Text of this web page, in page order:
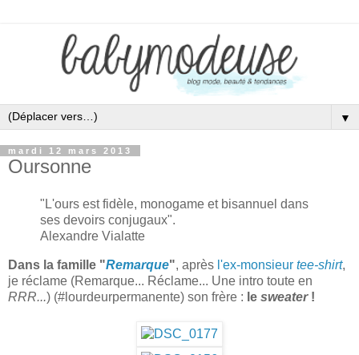
▼
mardi 12 mars 2013
Oursonne
"L'ours est fidèle, monogame et bisannuel dans
ses devoirs conjugaux".
Alexandre Vialatte
Dans la famille "Remarque", après l'ex-monsieur tee-shirt,
je réclame (Remarque... Réclame... Une intro toute en
RRR...) (#lourdeurpermanente) son frère : le sweater!